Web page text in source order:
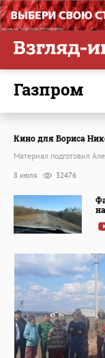
Газпром
Кино для Бориса
Материал подготовил
8 июля 32476